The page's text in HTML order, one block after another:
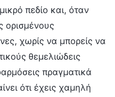
πεδίο και, όταν
ορισμένους
χωρίς να μπορείς να
θεμελιώδεις
πραγματικά
ότι έχεις χαμηλή